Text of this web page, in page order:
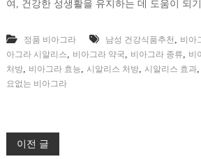
여, 건강한 성생활을 유지하는 데 도움이 되
정품 비아그라 남성 건강식품추천 비아
아그라 시알리스
비아그라 약국 비아그라 종류 비
처방, 비아그라 효능 시알리스 처방, 시알리스 효과,
요없는 비아그라
글
이전 글